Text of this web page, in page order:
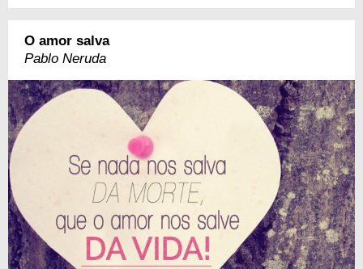
O amor salva
Pablo Neruda